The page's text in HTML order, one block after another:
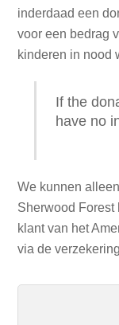
inderdaad een
voor een bedrag
kinderen in nood
If the
have no
We kunnen
Sherwood Forest
klant van het
via de